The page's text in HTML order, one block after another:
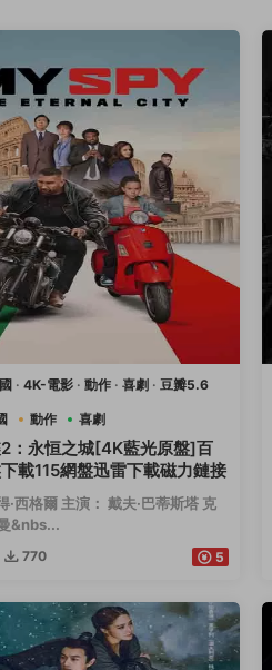
· 4K-電影 · 動作 · 喜劇 · 豆瓣5.6
動作 喜劇
：永恒之城[4K藍光原盤]百
載115網盤迅雷下載磁力鏈接
·西格爾 主演： 戴夫·巴蒂斯塔 克
&nbs...
770 5